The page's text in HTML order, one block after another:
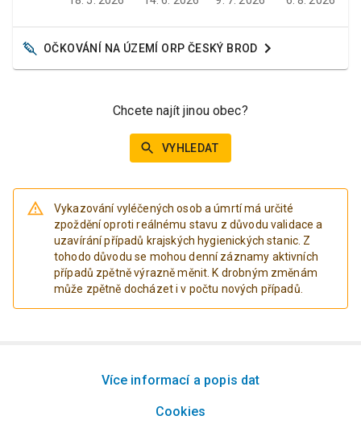
OČKOVÁNÍ NA ÚZEMÍ ORP ČESKÝ BROD
Chcete najít jinou obec?
VYHLEDAT
Vykazování vyléčených osob a úmrtí má určité
zpoždění oproti reálnému stavu z důvodu validace a
uzavírání případů krajských hygienických stanic. Z
tohodo důvodu se mohou denní záznamy aktivních
případů zpětně výrazně měnit. K drobným změnám
může zpětně docházet i v počtu nových případů.
Více informací a popis dat
Cookies